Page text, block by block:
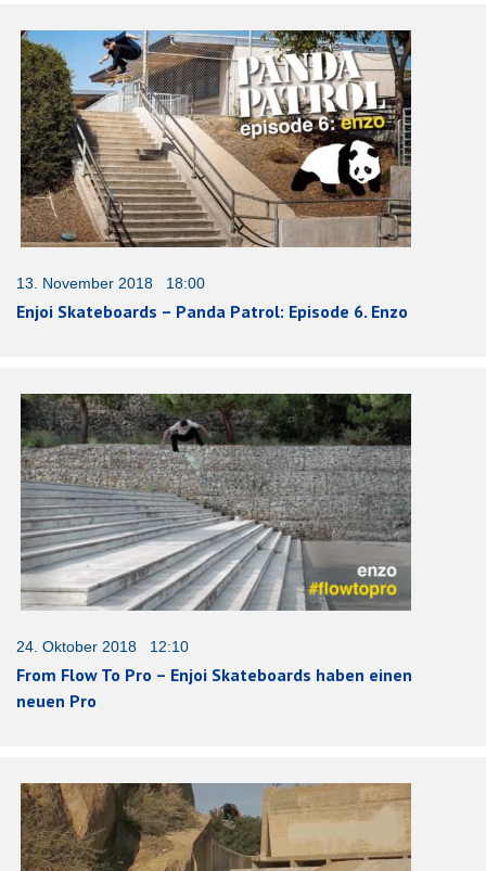
13. November 2018 18:00
Enjoi Skateboards – Panda Patrol: Episode 6. Enzo
24. Oktober 2018 12:10
From Flow To Pro – Enjoi Skateboards haben einen
neuen Pro